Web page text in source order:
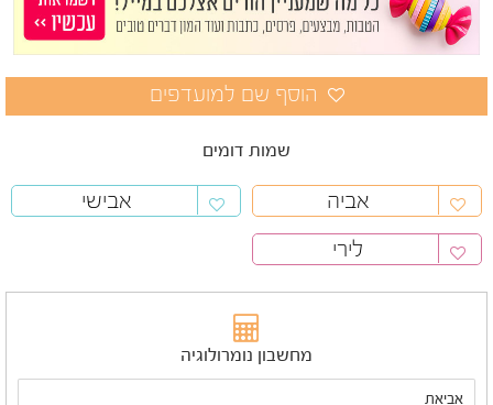
שמות דומים
אביה
אבישי
לירי
מחשבון נומרולוגיה